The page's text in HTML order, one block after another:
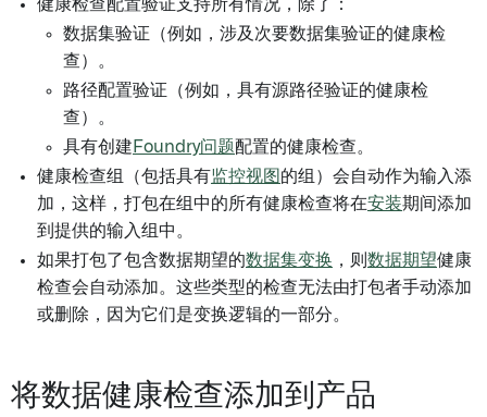
健康检查配置验证支持所有情况，除了：
数据集验证（例如，涉及次要数据集验证的健康检
查）。
路径配置验证（例如，具有源路径验证的健康检
查）。
具有创建 Foundry问题配置的健康检查。
健康检查组（包括具有监控视图 的组）会自动作为输入添
加，这样，打包在组中的所有健康检查将在安装期间添加
到提供的输入组中。
如果打包了包含数据期望的数据集变换 ，则 数据期望健康
检查会自动添加。这些类型的检查无法由打包者手动添加
或删除，因为它们是变换逻辑的一部分。
将数据健康检查添加到产品